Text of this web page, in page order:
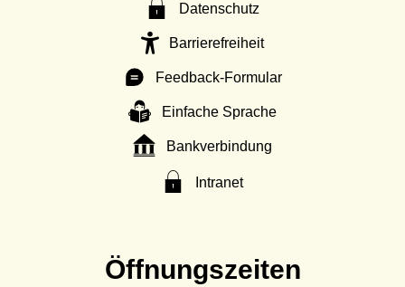
Datenschutz
Barrierefreiheit
Feedback-Formular
Einfache Sprache
Bankverbindung
Intranet
Öffnungszeiten